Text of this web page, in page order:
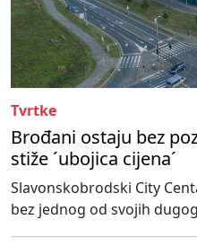
Tvrtke
Brođani ostaju bez
stiže ´ubojica cijena´
Slavonskobrodski City
bez jednog od svojih